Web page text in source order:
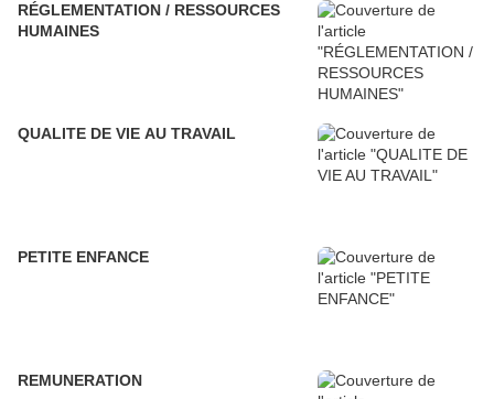
RÉGLEMENTATION / RESSOURCES
HUMAINES
QUALITE DE VIE AU TRAVAIL
PETITE ENFANCE
REMUNERATION